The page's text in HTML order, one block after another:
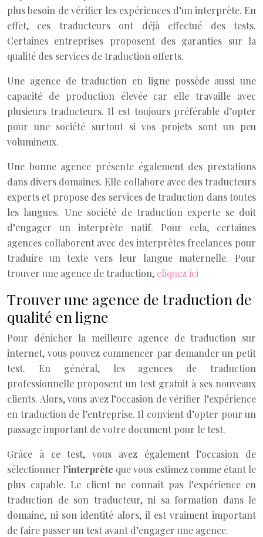
plus besoin de vérifier les expériences d’un interprète. En
effet, ces traducteurs ont déjà effectué des tests.
Certaines entreprises proposent des garanties sur la
qualité des services de traduction offerts.
Une agence de traduction en ligne possède aussi une
capacité de production élevée car elle travaille avec
plusieurs traducteurs. Il est toujours préférable d’opter
pour une société surtout si vos projets sont un peu
volumineux.
Une bonne agence présente également des prestations
dans divers domaines. Elle collabore avec des traducteurs
experts et propose des services de traduction dans toutes
les langues. Une société de traduction experte se doit
d’engager un interprète natif. Pour cela, certaines
agences collaborent avec des interprètes freelances pour
traduire un texte vers leur langue maternelle. Pour
trouver une agence de traduction, cliquez ici
Trouver une agence de traduction de
qualité en ligne
Pour dénicher la meilleure agence de traduction sur
internet, vous pouvez commencer par demander un petit
test. En général, les agences de traduction
professionnelle proposent un test gratuit à ses nouveaux
clients. Alors, vous avez l’occasion de vérifier l’expérience
en traduction de l’entreprise. Il convient d’opter pour un
passage important de votre document pour le test.
Grâce à ce test, vous avez également l’occasion de
sélectionner l’interprète que vous estimez comme étant le
plus capable. Le client ne connaît pas l’expérience en
traduction de son traducteur, ni sa formation dans le
domaine, ni son identité alors, il est vraiment important
de faire passer un test avant d’engager une agence.